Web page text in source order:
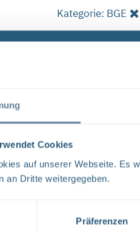
Cookies
auf unserer Webseite. Es
an Dritte weitergegeben.
Präferenzen
Kategorie: BGE
Es wurde 1
Neugier, Skepsis,
BGE Endlager
und dem